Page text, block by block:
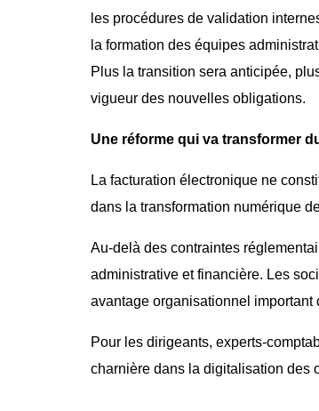
les procédures de validation
la formation des équipes
Plus la transition sera anticipée,
vigueur des nouvelles obligations.
Une réforme qui va transformer
La facturation électronique ne
dans la transformation numérique
Au-delà des contraintes
administrative et financière. Les
avantage organisationnel important
Pour les dirigeants, experts-
charnière dans la digitalisation des